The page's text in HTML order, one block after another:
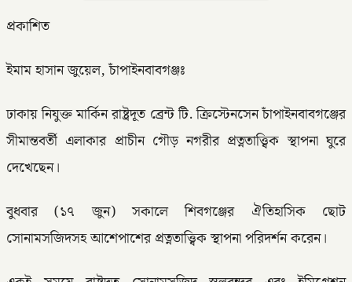
প্রকাশিত
ইমাম হাসান জুয়েল, চাঁপাইনবাবগঞ্জঃ
ঢাকায় নিযুক্ত মার্কিন রাষ্ট্রদূত ব্রেন্ট টি. ক্রিস্টেনসেন চাঁপাইনবাবগঞ্জের
সীমান্তবর্তী এলাকার প্রাচীন গৌড় নগরীর প্রত্নতাত্ত্বিক স্থাপনা ঘুরে
দেখেছেন।
বুধবার (১৭ জুন) সকালে শিবগঞ্জের ঐতিহাসিক ছোট
সোনামসজিদসহ আশেপাশের প্রত্নতাত্ত্বিক স্থাপনা পরিদর্শন করেন।